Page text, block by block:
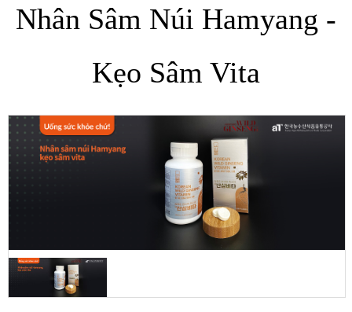
Nhân Sâm Núi Hamyang -
Kẹo Sâm Vita